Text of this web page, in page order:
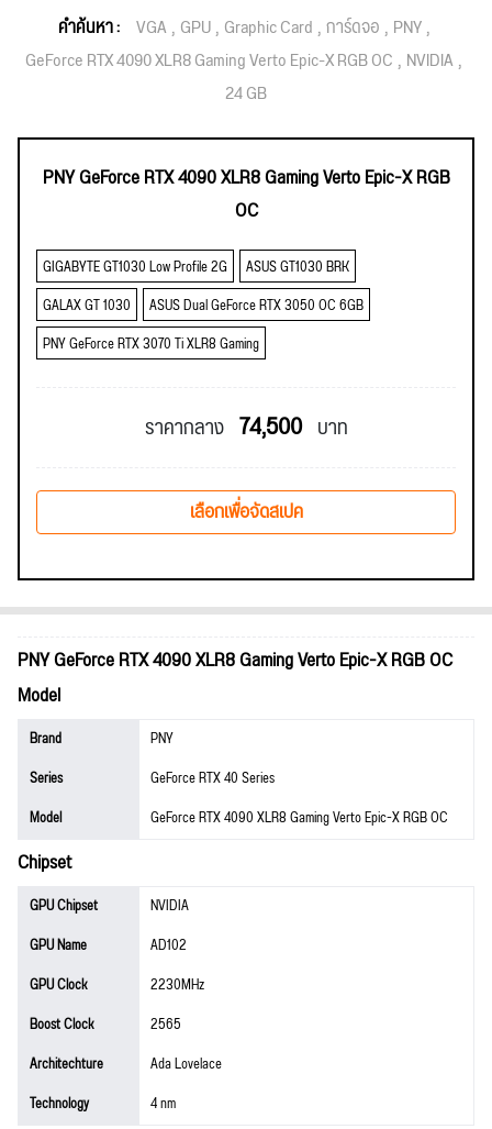
คำค้นหา : VGA GPU Graphic Card การ์ดจอ PNY
GeForce RTX 4090 XLR8 Gaming Verto Epic-X RGB OC NVIDIA
24 GB
PNY GeForce RTX 4090 XLR8 Gaming Verto Epic-X RGB
OC
GIGABYTE GT1030 Low Profile 2G
ASUS GT1030 BRK
GALAX GT 1030
ASUS Dual GeForce RTX 3050 OC 6GB
PNY GeForce RTX 3070 Ti XLR8 Gaming
ราคากลาง 74,500 บาท
เลือกเพื่อจัดสเปค
PNY GeForce RTX 4090 XLR8 Gaming Verto Epic-X RGB OC
Model
Brand
PNY
Series
GeForce RTX 40 Series
Model
GeForce RTX 4090 XLR8 Gaming Verto Epic-X RGB OC
Chipset
GPU Chipset
NVIDIA
GPU Name
AD102
GPU Clock
2230MHz
Boost Clock
2565
Architechture
Ada Lovelace
Technology
4 nm